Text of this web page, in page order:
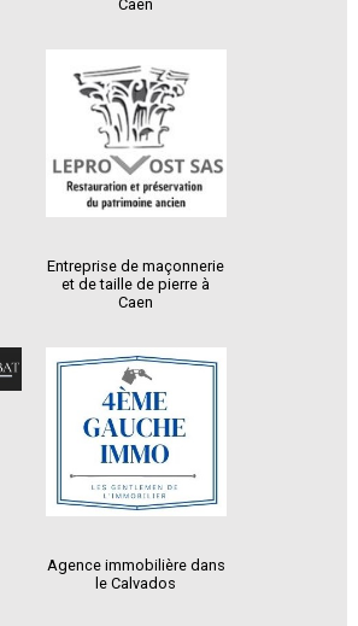
Caen
Entreprise de maçonnerie
et de taille de pierre à
Caen
Agence immobilière dans
le Calvados